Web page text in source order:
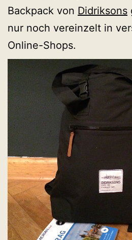
Backpack von Didriksons
nur noch vereinzelt in
Online-Shops.